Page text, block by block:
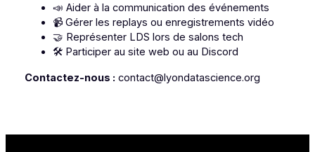
📣 Aider à la communication des événements
📹 Gérer les replays ou enregistrements vidéo
🤝 Représenter LDS lors de salons tech
🛠 Participer au site web ou au Discord
Contactez-nous : contact@lyondatascience.org